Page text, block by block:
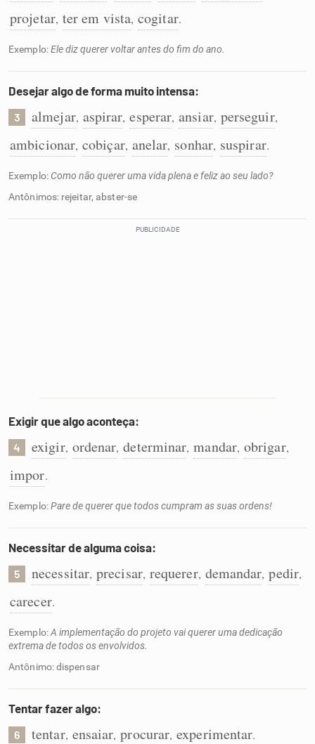
Dicionário
Sinônimos
projetar, ter em vista, cogitar.
Exemplo:Ele diz querer voltar antes do fim do ano.
Desejar algo de forma muito intensa:
3 almejar, aspirar, esperar, ansiar, perseguir,
ambicionar, cobiçar, anelar, sonhar, suspirar.
Exemplo: Como não querer uma vida plena e feliz ao seu lado?
Antônimos: rejeitar, abster-se
Exigir que algo aconteça:
4 exigir, ordenar, determinar, mandar, obrigar,
impor.
Exemplo:Pare de querer que todos cumpram as suas ordens!
Necessitar de alguma coisa:
5 necessitar, precisar, requerer, demandar, pedir,
carecer.
Exemplo:A implementação do projeto vai querer uma dedicação
extrema de todos os envolvidos.
Antônimo: dispensar
Tentar fazer algo:
6 tentar, ensaiar, procurar, experimentar.